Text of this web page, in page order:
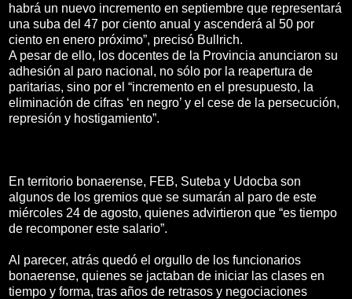
habrá un nuevo incremento en septiembre que representará
una suba del 47 por ciento anual y ascenderá al 50 por
ciento en enero próximo”, precisó Bullrich.
A pesar de ello, los docentes de la Provincia anunciaron su
adhesión al paro nacional, no sólo por la reapertura de
paritarias, sino por el “incremento en el presupuesto, la
eliminación de cifras ‘en negro’ y el cese de la persecución,
represión y hostigamiento”.
En territorio bonaerense, FEB, Suteba y Udocba son
algunos de los gremios que se sumarán al paro de este
miércoles 24 de agosto, quienes advirtieron que “es tiempo
de recomponer este salario”.
Al parecer, atrás quedó el orgullo de los funcionarios
bonaerense, quienes se jactaban de iniciar las clases en
tiempo y forma, tras años de retrasos y negociaciones